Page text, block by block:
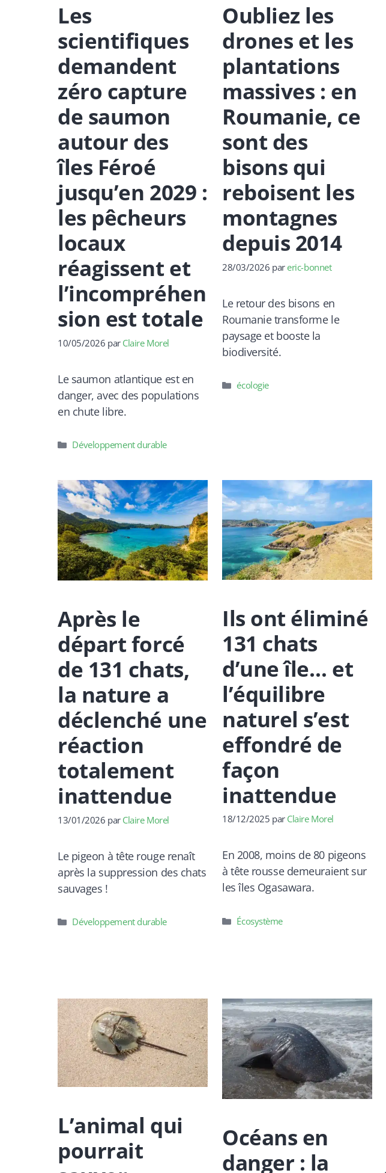
Les
scientifiques
demandent
zéro capture
de saumon
autour des
îles Féroé
jusqu’en 2029 :
les pêcheurs
locaux
réagissent et
l’incompréhen
sion est totale
10/05/2026 par Claire Morel
Le saumon atlantique est en
danger, avec des populations
en chute libre.
Catégories
Développement durable
Oubliez les
drones et les
plantations
massives : en
Roumanie, ce
sont des
bisons qui
reboisent les
montagnes
depuis 2014
28/03/2026 pareric-bonnet
Le retour des bisons en
Roumanie transforme le
paysage et booste la
biodiversité.
Catégories
écologie
Après le
départ forcé
de 131 chats,
la nature a
déclenché une
réaction
totalement
inattendue
13/01/2026 par Claire Morel
Le pigeon à tête rouge renaît
après la suppression des chats
sauvages !
Catégories
Développement durable
Ils ont éliminé
131 chats
d’une île… et
l’équilibre
naturel s’est
effondré de
façon
inattendue
18/12/2025 par Claire Morel
En 2008, moins de 80 pigeons
à tête rousse demeuraient sur
les îles Ogasawara.
Catégories
Écosystème
L’animal qui
pourrait
Océans en
danger : la